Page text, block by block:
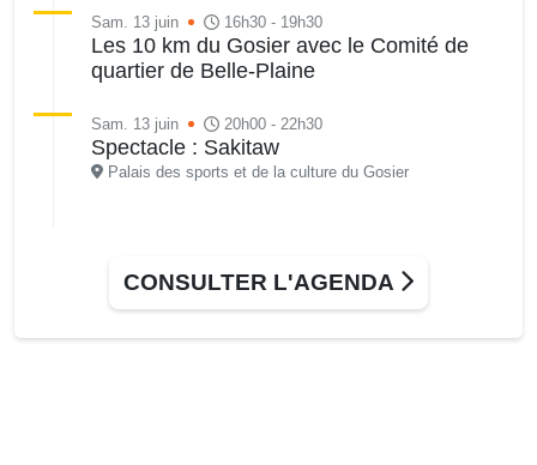
Sam. 13 juin 16h30 - 19h30
Les 10 km du Gosier avec le Comité de
quartier de Belle-Plaine
Sam. 13 juin 20h00 - 22h30
Spectacle : Sakitaw
Palais des sports et de la culture du Gosier
CONSULTER L'AGENDA